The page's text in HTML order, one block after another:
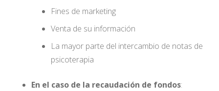
Fines de marketing
Venta de su información
La mayor parte del intercambio de notas de
psicoterapia
En el caso de la recaudación de fondos: